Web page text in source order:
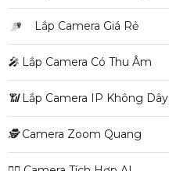
Lắp Camera Giá Rẻ
️🎤️ Lắp Camera Có Thu Âm
📶 Lắp Camera IP Không Dây
🕵️Camera Zoom Quang